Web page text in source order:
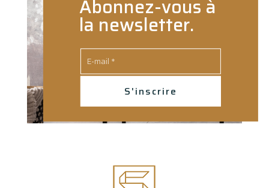
Abonnez-vous à
la newsletter.
S'inscrire